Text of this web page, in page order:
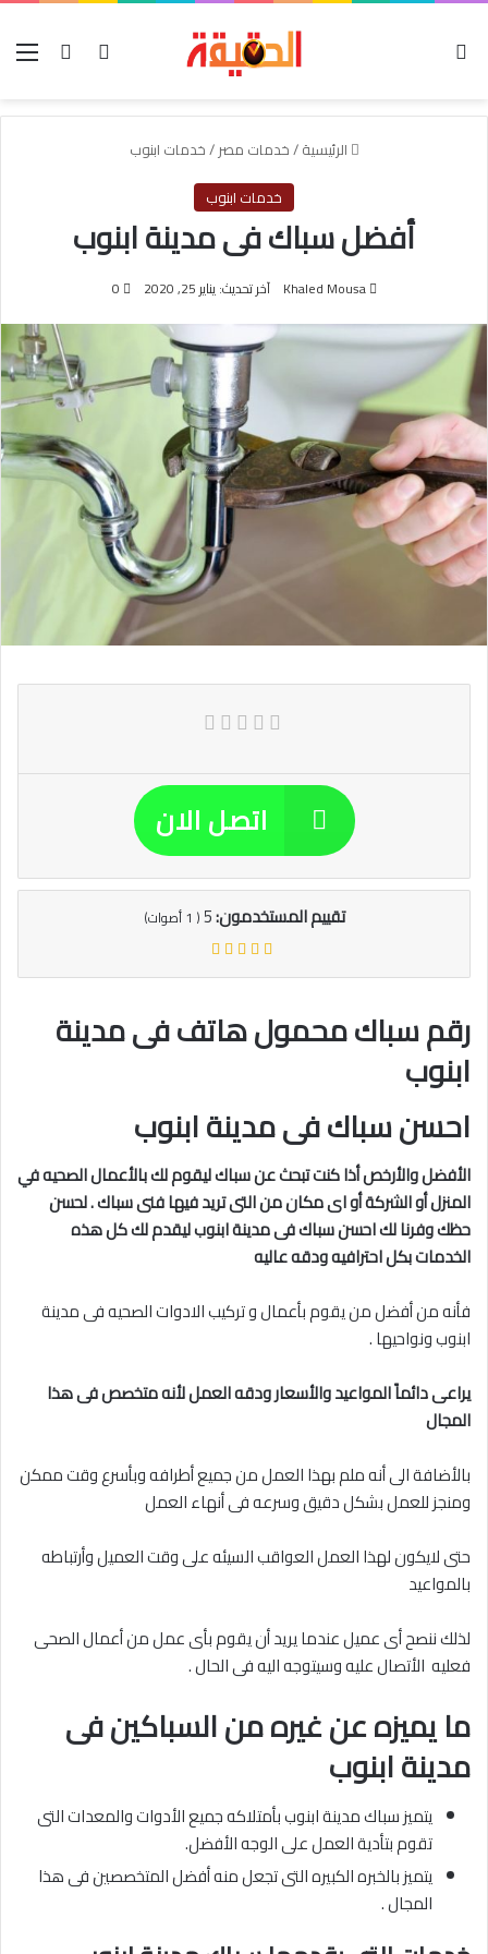
بحث عنتسجيل
الرئيسية/خدمات مصر/خدمات ابنوب
خدمات ابنوب
أفضل سباك فى مدينة ابنوب
Khaled Mousa آخر تحديث: يناير 25, 2020 0
اتصل الان
تقييم المستخدمون:5
(
1أصوات)
رقم سباك محمول هاتف فى مدينة
ابنوب
احسن سباك فى مدينة ابنوب
الأفضل والأرخص أذا كنت تبحث عن سباك ليقوم لك بالأعمال الصحيه في
المنزل أو الشركة أو اى مكان من التى تريد فيها فنى سباك . لحسن
حظك وفرنا لك احسن سباك فى مدينة ابنوبليقدم لك كل هذه
الخدمات بكل احترافيه ودقه عاليه
فأنه من أفضل من يقوم بأعمال و تركيب الادوات الصحيه فى مدينة
ابنوب ونواحيها .
يراعى دائماً المواعيد والأسعار ودقه العمل لأنه متخصص فى هذا
المجال
بالأضافة الى أنه ملم بهذا العمل من جميع أطرافه وبأسرع وقت ممكن
ومنجز للعمل بشكل دقيق وسرعه فى أنهاء العمل
حتى لايكون لهذا العمل العواقب السيئه على وقت العميل وأرتباطه
بالمواعيد
لذلك ننصح أى عميل عندما يريد أن يقوم بأى عمل من أعمال الصحى
فعليه الأتصال عليه وسيتوجه اليه فى الحال .
ما يميزه عن غيره من السباكين فى
مدينة ابنوب
يتميز سباك مدينة ابنوب بأمتلاكه جميع الأدوات والمعدات التى
تقوم بتأدية العمل على الوجه الأفضل.
يتميز بالخبره الكبيره التى تجعل منه أفضل المتخصصين فى هذا
المجال .